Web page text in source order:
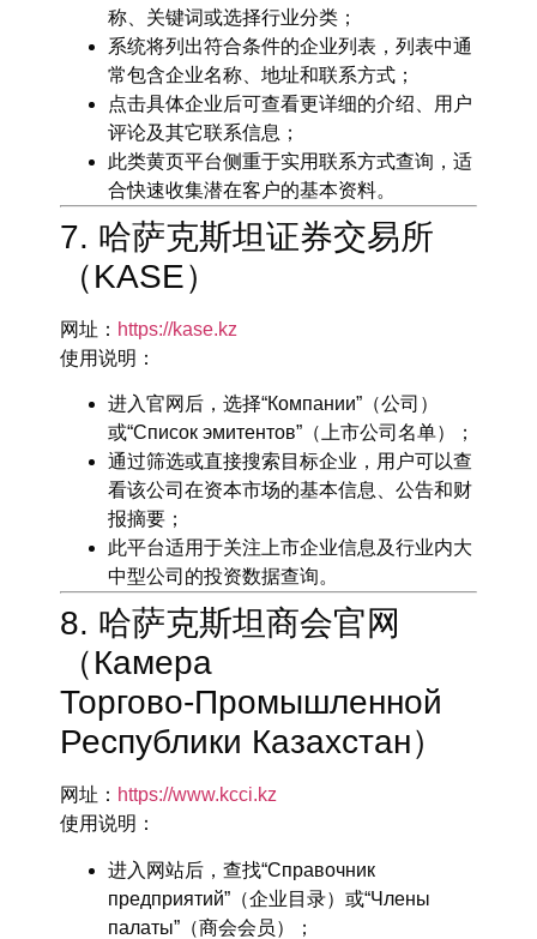
称、关键词或选择行业分类；
系统将列出符合条件的企业列表，列表中通
常包含企业名称、地址和联系方式；
点击具体企业后可查看更详细的介绍、用户
评论及其它联系信息；
此类黄页平台侧重于实用联系方式查询，适
合快速收集潜在客户的基本资料。
7. 哈萨克斯坦证券交易所
（KASE）
网址 ： https://kase.kz
使用说明 ：
进入官网后，选择“Компании”（公司）
或“Список эмитентов”（上市公司名单）；
通过筛选或直接搜索目标企业，用户可以查
看该公司在资本市场的基本信息、公告和财
报摘要；
此平台适用于关注上市企业信息及行业内大
中型公司的投资数据查询。
8. 哈萨克斯坦商会官网
（Камера
Торгово‑Промышленной
Республики Казахстан）
网址 ： https://www.kcci.kz
使用说明 ：
进入网站后，查找“Справочник
предприятий”（企业目录）或“Члены
палаты”（商会会员）；